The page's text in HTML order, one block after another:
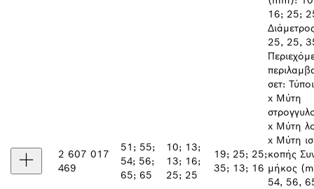
16; 25;
25, 25,
2 607 017
469
51; 55;
54; 56;
65; 65
10; 13;
13; 16;
25; 25
19; 25; 25;
35; 13; 16
σετ:
x Μύτη
x Μύτη
x Μύτη
κοπής
μήκος
54, 56,